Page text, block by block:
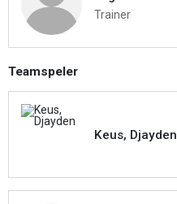
Trainer
Teamspeler
Keus, Djayden